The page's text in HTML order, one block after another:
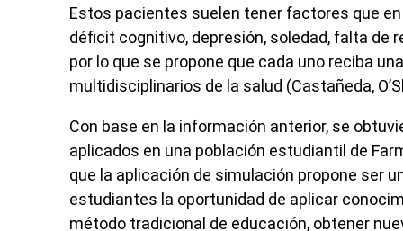
Estos pacientes suelen tener factores que
déficit cognitivo, depresión, soledad, falta
por lo que se propone que cada uno reciba
multidisciplinarios de la salud (Castañeda,
Con base en la información anterior, se
aplicados en una población estudiantil de
que la aplicación de simulación propone ser
estudiantes la oportunidad de aplicar
método tradicional de educación, obtener